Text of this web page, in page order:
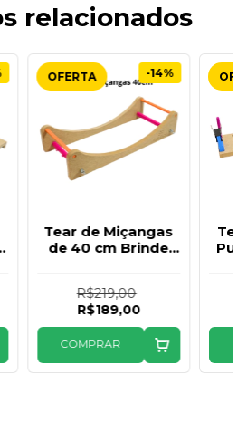
relacionados
Tear de Miçangas
de 40 cm Brinde
R$219,00
R$189,00
COMPRAR
-14%